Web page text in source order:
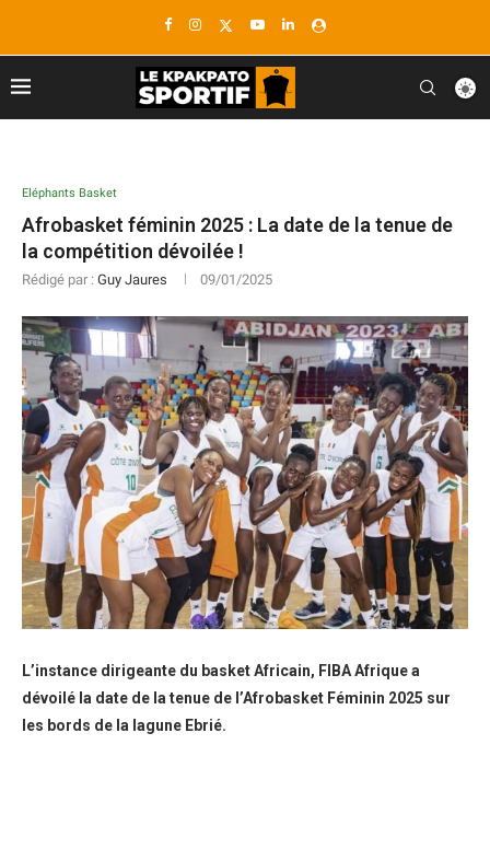
Eléphants Basket
Afrobasket féminin 2025 : La date de la tenue de
la compétition dévoilée !
Rédigé par : Guy Jaures 09/01/2025
L’instance dirigeante du basket Africain, FIBA Afrique a
dévoilé la date de la tenue de l’Afrobasket Féminin 2025 sur
les bords de la lagune Ebrié.